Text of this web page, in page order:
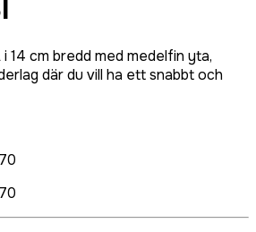
14 cm bredd med medelfin yta,
där du vill ha ett snabbt och